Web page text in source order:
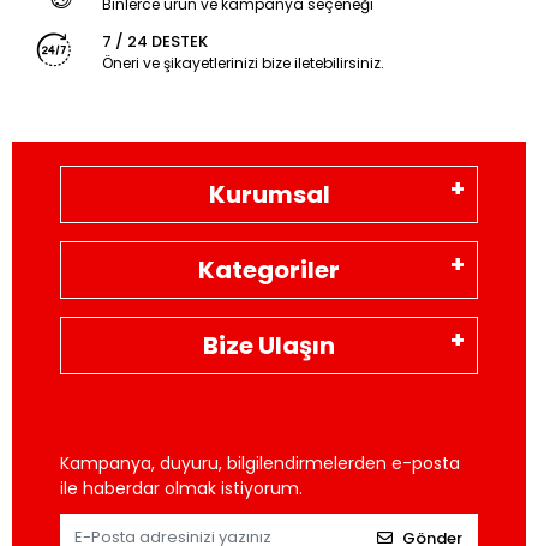
Binlerce ürün ve kampanya seçeneği
7 / 24 DESTEK
Öneri ve şikayetlerinizi bize iletebilirsiniz.
Kurumsal
Kategoriler
Bize Ulaşın
Kampanya, duyuru, bilgilendirmelerden e-posta
ile haberdar olmak istiyorum.
Gönder